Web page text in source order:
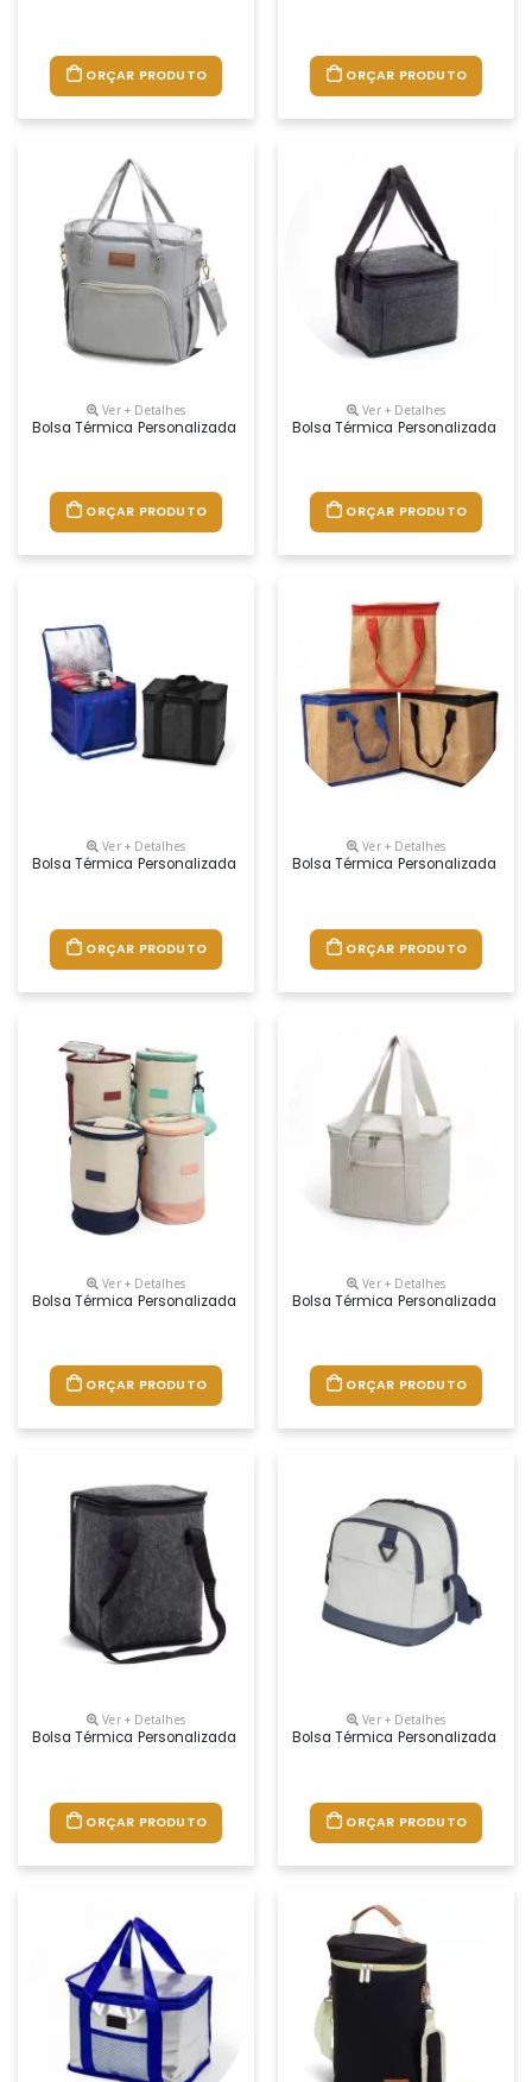
ORÇAR PRODUTO ORÇAR PRODUTO
Ver + Detalhes
Bolsa Térmica Personalizada
ORÇAR PRODUTO
Ver + Detalhes
Bolsa Térmica Personalizada
ORÇAR PRODUTO
Ver + Detalhes
Bolsa Térmica Personalizada
ORÇAR PRODUTO
Ver + Detalhes
Bolsa Térmica Personalizada
ORÇAR PRODUTO
Ver + Detalhes
Bolsa Térmica Personalizada
ORÇAR PRODUTO
Ver + Detalhes
Bolsa Térmica Personalizada
ORÇAR PRODUTO
Ver + Detalhes
Bolsa Térmica Personalizada
ORÇAR PRODUTO
Ver + Detalhes
Bolsa Térmica Personalizada
ORÇAR PRODUTO